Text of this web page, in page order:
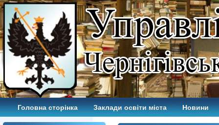
Головна сторінка Заклади освіти міста Новини